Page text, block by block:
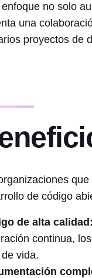
no solo
una
proyectos de
de código
de alta calidad:
continua,
vida.